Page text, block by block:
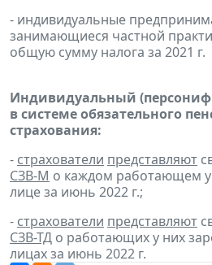
- индивидуальные
занимающиеся частной
общую сумму налога за 2021 г.
Индивидуальный
в системе обязательного
страхования:
- страхователи представляют
СЗВ-М о каждом работающем у
лице за июнь 2022 г.;
- страхователи представляют
СЗВ-ТД о работающих у них
лицах за июнь 2022 г.